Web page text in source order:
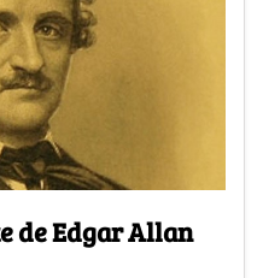
de Edgar Allan